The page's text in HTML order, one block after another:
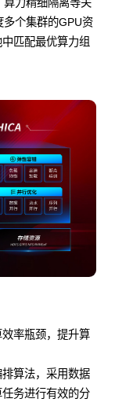
算力精细隔离等关
个集群的GPU资
匹配最优算力组
率瓶颈，提升算
算法，采用数据
务进行有效的分